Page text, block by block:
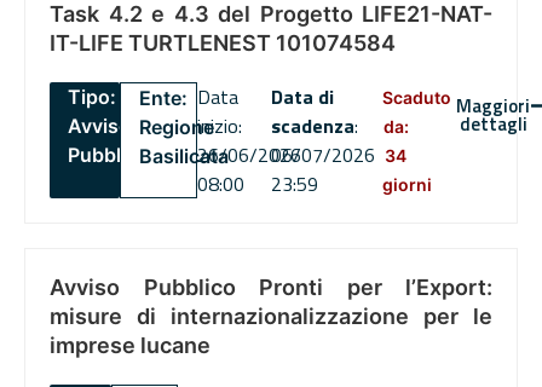
Task 4.2 e 4.3 del Progetto LIFE21-NAT-
IT-LIFE TURTLENEST 101074584
Tipo:
Avviso
Pubblico
Ente:
Regione
Basilicata
Data
inizio:
26/06/2026
08:00
Data di
scadenza:
06/07/2026
23:59
Scaduto
da:
34
giorni
Maggiori
dettagli
Avviso Pubblico Pronti per l’Export:
misure di internazionalizzazione per le
imprese lucane